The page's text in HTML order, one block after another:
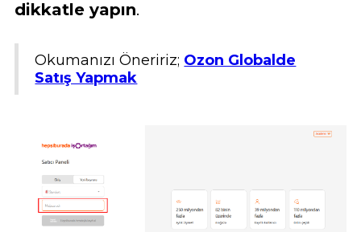
dikkatle yapın.
Okumanızı Öneririz; Ozon Globalde
Satış Yapmak